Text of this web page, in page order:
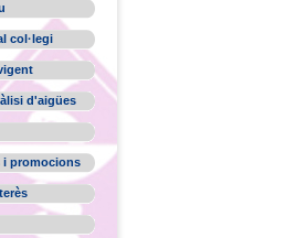
col·legi
d'aigües
i promocions